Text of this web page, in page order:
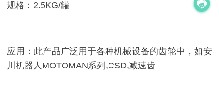
规格：2.5KG/罐
应用：此产品广泛用于各种机械设备的齿轮中，如安
川机器人MOTOMAN系列,CSD,减速齿